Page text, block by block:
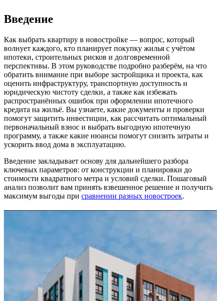
Введение
Как выбрать квартиру в новостройке — вопрос, который
волнует каждого, кто планирует покупку жилья с учётом
ипотеки, строительных рисков и долговременной
перспективы. В этом руководстве подробно разберём, на что
обратить внимание при выборе застройщика и проекта, как
оценить инфраструктуру, транспортную доступность и
юридическую чистоту сделки, а также как избежать
распространённых ошибок при оформлении ипотечного
кредита на жильё. Вы узнаете, какие документы и проверки
помогут защитить инвестиции, как рассчитать оптимальный
первоначальный взнос и выбрать выгодную ипотечную
программу, а также какие нюансы помогут снизить затраты и
ускорить ввод дома в эксплуатацию.
Введение закладывает основу для дальнейшего разбора
ключевых параметров: от конструкции и планировки до
стоимости квадратного метра и условий сделки. Пошаговый
анализ позволит вам принять взвешенное решение и получить
максимум выгоды при сравнении разных новостроек.